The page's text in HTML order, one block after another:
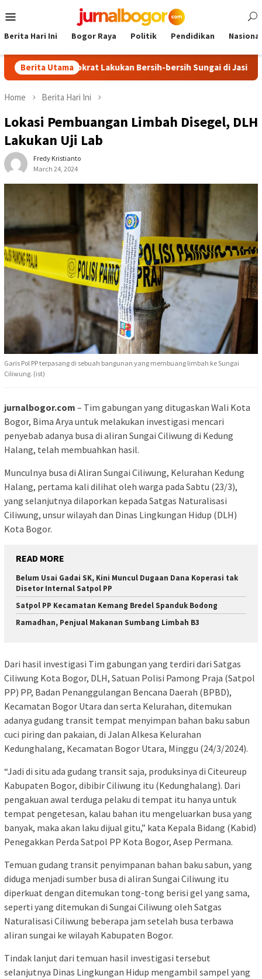
to
Menu
Berita Hari Ini Bogor Raya Politik Pendidikan Nasional
Berita Utama
Demokrat Lakukan Bersih-bersih Sungai di Jasinga
Home Berita Hari Ini
Lokasi Pembuangan Limbah Disegel, DLH
Lakukan Uji Lab
Fredy Kristianto
March 24, 2024
Garis Pol PP terpasang di sebuah bangunan yang membuang limbah ke Sungai
Ciliwung. (ist)
jurnalbogor.com – Tim gabungan yang ditugaskan Wali Kota
Bogor, Bima Arya untuk melakukan investigasi mencari
penyebab adanya busa di aliran Sungai Ciliwung di Kedung
Halang, telah membuahkan hasil.
Munculnya busa di Aliran Sungai Ciliwung, Kelurahan Kedung
Halang, pertama kali dilihat oleh warga pada Sabtu (23/3),
yang selanjutnya dilaporkan kepada Satgas Naturalisasi
Ciliwung, unsur wilayah dan Dinas Lingkungan Hidup (DLH)
Kota Bogor.
READ MORE
Belum Usai Gadai SK, Kini Muncul Dugaan Dana Koperasi tak
Disetor Internal Satpol PP
Satpol PP Kecamatan Kemang Bredel Spanduk Bodong
Ramadhan, Penjual Makanan Sumbang Limbah B3
Dari hasil investigasi Tim gabungan yang terdiri dari Satgas
Ciliwung Kota Bogor, DLH, Satuan Polisi Pamong Praja (Satpol
PP) PP, Badan Penanggulangan Bencana Daerah (BPBD),
Kecamatan Bogor Utara dan serta Kelurahan, ditemukan
adanya gudang transit tempat menyimpan bahan baku sabun
cuci piring dan pakaian, di Jalan Alkesa Kelurahan
Kedunghalang, Kecamatan Bogor Utara, Minggu (24/3/2024).
“Jadi di situ ada gudang transit saja, produksinya di Citeureup
Kabupaten Bogor, dibibir Ciliwung itu (Kedunghalang). Dari
pengakuan awal terduga pelaku di tempat itu hanya untuk
tempat pengetesan, kalau bahan itu mengeluarkan busa yang
banyak, maka akan laku dijual gitu,” kata Kepala Bidang (Kabid)
Penegakkan Perda Satpol PP Kota Bogor, Asep Permana.
Temuan gudang transit penyimpanan bahan baku sabun, yang
diduga menjadi sumber busa di aliran Sungai Ciliwung itu
diperkuat dengan ditemukan tong-tong berisi gel yang sama,
seperti yang ditemukan di Sungai Ciliwung oleh Satgas
Naturalisasi Ciliwung beberapa jam setelah busa terbawa
aliran sungai ke wilayah Kabupaten Bogor.
Tindak lanjut dari temuan hasil investigasi tersebut
selanjutnya Dinas Lingkungan Hidup mengambil sampel yang